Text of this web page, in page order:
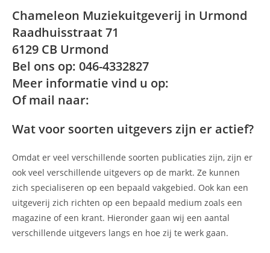
Chameleon Muziekuitgeverij in Urmond
Raadhuisstraat 71
6129 CB Urmond
Bel ons op: 046-4332827
Meer informatie vind u op:
Of mail naar:
Wat voor soorten uitgevers zijn er actief?
Omdat er veel verschillende soorten publicaties zijn, zijn er
ook veel verschillende uitgevers op de markt. Ze kunnen
zich specialiseren op een bepaald vakgebied. Ook kan een
uitgeverij zich richten op een bepaald medium zoals een
magazine of een krant. Hieronder gaan wij een aantal
verschillende uitgevers langs en hoe zij te werk gaan.